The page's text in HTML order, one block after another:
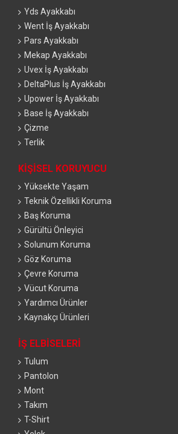
Yds Ayakkabı
Went İş Ayakkabı
Pars Ayakkabı
Mekap Ayakkabı
Uvex İş Ayakkabı
DeltaPlus İş Ayakkabı
Upower İş Ayakkabı
Base İş Ayakkabı
Çizme
Terlik
KIŞISEL KORUYUCU
Yüksekte Yaşam
Teknik Özellikli Koruma
Baş Koruma
Gürültü Önleyici
Solunum Koruma
Göz Koruma
Çevre Koruma
Vücut Koruma
Yardımcı Ürünler
Kaynakçı Ürünleri
İŞ ELBISELERI
Tulum
Pantolon
Mont
Takım
T-Shirt